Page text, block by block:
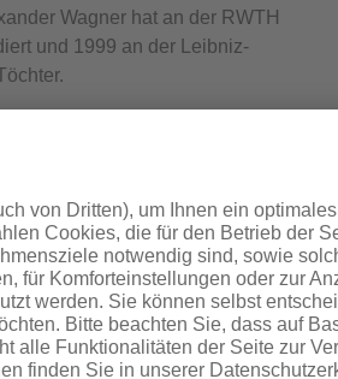
Wagner hat an der RWTH
und 1999 an der Leibniz-
Bürger die Geschäftsführung der
Komplementärin der Infraserv
werden in der Geschäftsführung
Geschäftsführung der Infraserv
Höchst, verantworten. Rita Bürger
für die Infraserv-Gesellschaften in
die operative Verantwortung an die